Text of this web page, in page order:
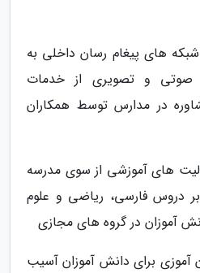
های پیغام رسان داخلی به
صوتی و تصویری از خدمات
در مدارس توسط همکاران
های آموزشی از سوی مدرسه
بر دروس فارسی، ریاضی و علوم
آموزان در گروه های مجازی
زبان آموزی برای دانش آموزان آسیب